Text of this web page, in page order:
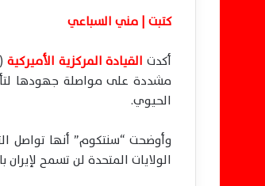
كتبت | مني السباعي
أكدتالقيادة المركزية الأميركية
مشددة على مواصلة جهودها
الحيوي.
وأوضحت “سنتكوم” أنها تواصل
الولايات المتحدة لن تسمح